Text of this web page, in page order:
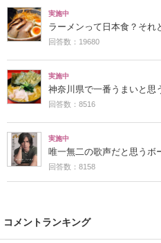
実施中
ラーメンって日本食？それ
回答数：19680
実施中
神奈川県で一番うまいと思
回答数：8516
実施中
唯一無二の歌声だと思うボ
回答数：8158
コメントランキング